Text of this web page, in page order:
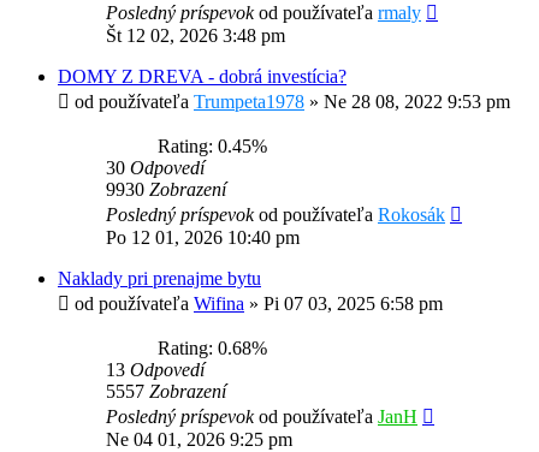
Posledný príspevokod používateľa rmaly
Št 12 02, 2026 3:48 pm
DOMY Z DREVA - dobrá investícia?
od používateľa Trumpeta1978 » Ne 28 08, 2022 9:53 pm
Rating: 0.45%
30 Odpovedí
9930 Zobrazení
Posledný príspevokod používateľa Rokosák
Po 12 01, 2026 10:40 pm
Naklady pri prenajme bytu
od používateľa Wifina » Pi 07 03, 2025 6:58 pm
Rating: 0.68%
13 Odpovedí
5557 Zobrazení
Posledný príspevokod používateľa JanH
Ne 04 01, 2026 9:25 pm